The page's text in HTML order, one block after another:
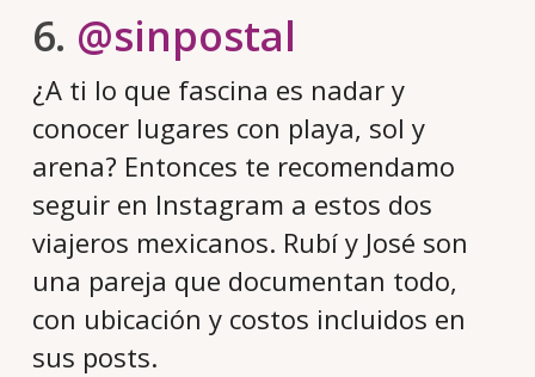
6. @sinpostal
¿A ti lo que fascina es nadar y
conocer lugares con playa, sol y
arena? Entonces te recomendamo
seguir en Instagram a estos dos
viajeros mexicanos. Rubí y José son
una pareja que documentan todo,
con ubicación y costos incluidos en
sus posts.